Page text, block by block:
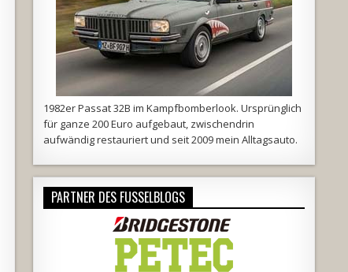
1982er Passat 32B im Kampfbomberlook. Ursprünglich
für ganze 200 Euro aufgebaut, zwischendrin
aufwändig restauriert und seit 2009 mein Alltagsauto.
PARTNER DES FUSSELBLOGS